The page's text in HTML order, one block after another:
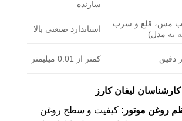
سازنده
مس، قلع و سرب
به مدل)
استاندارد صنعتی بالا
دقیق کمتر از 0.01 میلیمتر
لیفان کارز
روغن موتور: کیفیت و سطح روغن